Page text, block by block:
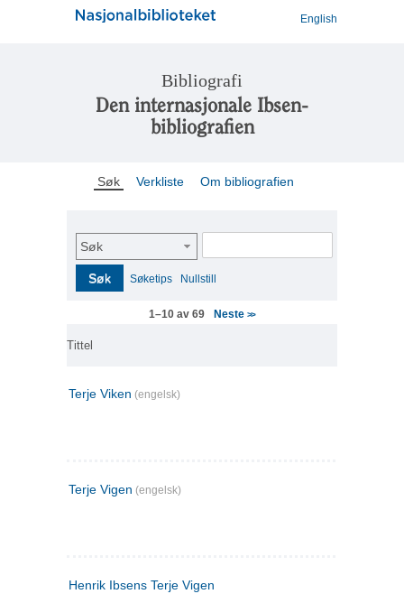
English
Bibliografi
Den internasjonale Ibsen-
bibliografien
Søk Verkliste Om bibliografien
Søk
Søk Søketips Nullstill
1–10 av 69 Neste>>
Tittel
Terje Viken (engelsk)
Terje Vigen (engelsk)
Henrik Ibsens Terje Vigen